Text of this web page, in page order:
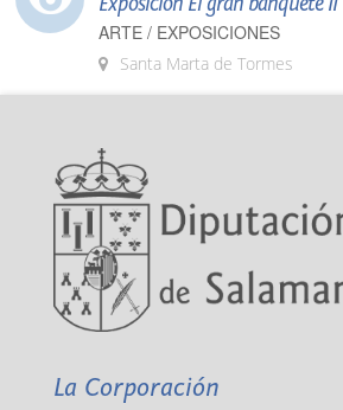
ARTE / EXPOSICIONES
Santa Marta de Tormes
La Corporación